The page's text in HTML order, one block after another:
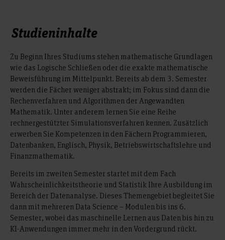
Studieninhalte
Zu Beginn Ihres Studiums stehen mathematische Grundlagen
wie das Logische Schließen oder die exakte mathematische
Beweisführung im Mittelpunkt. Bereits ab dem 3. Semester
werden die Fächer weniger abstrakt; im Fokus sind dann die
Rechenverfahren und Algorithmen der Angewandten
Mathematik. Unter anderem lernen Sie eine Reihe
rechnergestützter Simulationsverfahren kennen. Zusätzlich
erwerben Sie Kompetenzen in den Fächern Programmieren,
Datenbanken, Englisch, Physik, Betriebswirtschaftslehre und
Finanzmathematik.
Bereits im zweiten Semester startet mit dem Fach
Wahrscheinlichkeitstheorie und Statistik Ihre Ausbildung im
Bereich der Datenanalyse. Dieses Themengebiet begleitet Sie
dann mit mehreren Data Science – Modulen bis ins 6.
Semester, wobei das maschinelle Lernen aus Daten bis hin zu
KI-Anwendungen immer mehr in den Vordergrund rückt.